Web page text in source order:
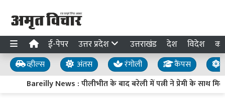
ई-पेपर उत्तर प्रदेश उत्तराखंड देश विदेश
व्हील्स अंतस रंगोली कैंपस
Bareilly News : पीलीभीत के बाद बरेली में पत्नी ने प्रेमी के साथ